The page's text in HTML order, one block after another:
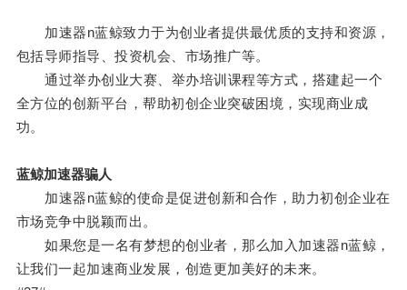
加速器n蓝鲸致力于为创业者提供最优质的支持和资源，
包括导师指导、投资机会、市场推广等。
通过举办创业大赛、举办培训课程等方式，搭建起一个
全方位的创新平台，帮助初创企业突破困境，实现商业成
功。
蓝鲸加速器骗人
加速器n蓝鲸的使命是促进创新和合作，助力初创企业在
市场竞争中脱颖而出。
如果您是一名有梦想的创业者，那么加入加速器n蓝鲸，
让我们一起加速商业发展，创造更加美好的未来。